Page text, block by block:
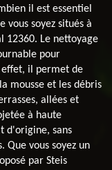
il est essentiel
soyez situés à
12360. Le nettoyage
pour
effet, il permet de
mousse et les débris
allées et
à haute
d'origine, sans
Que vous soyez un
par Steis